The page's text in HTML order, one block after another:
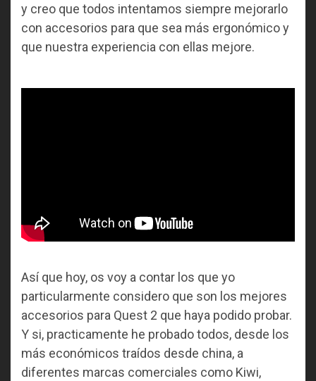
y creo que todos intentamos siempre mejorarlo
con accesorios para que sea más ergonómico y
que nuestra experiencia con ellas mejore.
Así que hoy, os voy a contar los que yo
particularmente considero que son los mejores
accesorios para Quest 2 que haya podido probar.
Y si, practicamente he probado todos, desde los
más económicos traídos desde china, a
diferentes marcas comerciales como Kiwi,